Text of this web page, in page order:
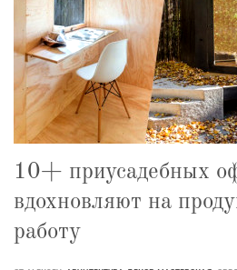
10+ приусадебных
вдохновляют на
работу